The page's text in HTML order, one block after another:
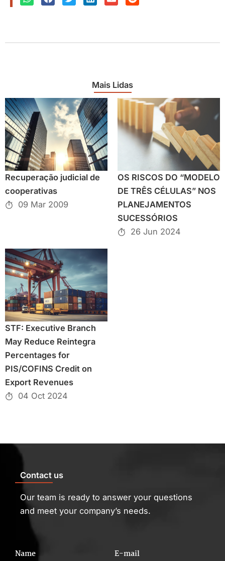
Mais Lidas
Recuperação judicial de
cooperativas
09 Mar 2009
OS RISCOS DO “MODELO
DE TRÊS CÉLULAS” NOS
PLANEJAMENTOS
SUCESSÓRIOS
26 Jun 2024
STF: Executive Branch
May Reduce Reintegra
Percentages for
PIS/COFINS Credit on
Export Revenues
04 Oct 2024
Contact us
Our team is ready to answer your questions
and meet your company’s needs.
Name E-mail